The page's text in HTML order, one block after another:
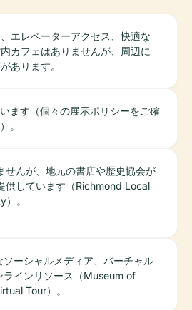
エレベーターアクセス、快適な
カフェはありませんが、周辺に
あります。
ます（個々の展示ポリシーをご確
。
せんが、地元の書店や歴史協会が
供しています（Richmond Local
。
ソーシャルメディア、バーチャル
ラインリソース（Museum of
Tour）。